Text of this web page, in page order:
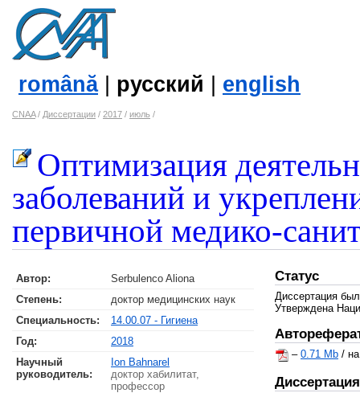
română| русский english
CNAA/ Диссертации / 2017 / июль /
Оптимизация
заболеваний и
первичной медико-
Автор:
Serbulenco Aliona
Степень:
доктор медицинских наук
Специальность:
14.00.07 - Гигиена
Год:
2018
Научный
руководитель:
Ion Bahnarel
доктор хабилитат,
профессор
Статус
Диссертация
Утверждена
– 0.71 Mb /
Диссертация